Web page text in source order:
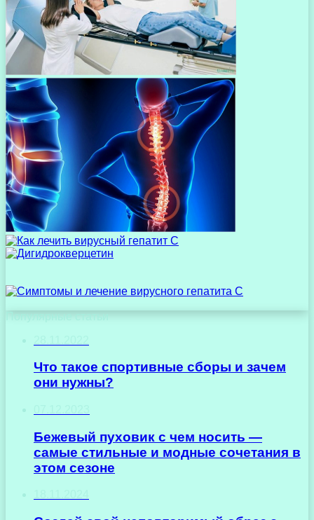
Что такое спортивные сборы и зачем
они нужны?
Бежевый пуховик с чем носить —
самые стильные и модные сочетания в
этом сезоне